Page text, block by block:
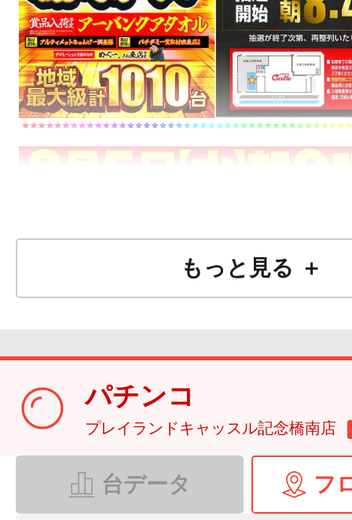
もっと見る ＋
パチンコ
プレイランドキャッスル記念橋南店
台データ フ